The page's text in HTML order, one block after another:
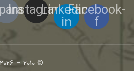
Facebook-
f
Linkedin-
in
Instagram
© 2010 – 2026